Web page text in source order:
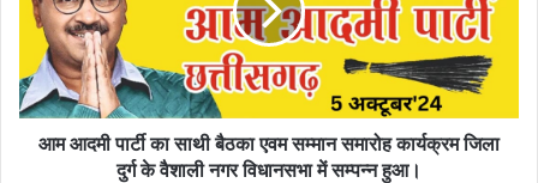
साथी
बैठका
एवम
सम्मान
समारोह
कार्यक्रम
आम आदमी पार्टी का साथी बैठका एवम सम्मान समारोह कार्यक्रम जिला
दुर्ग के वैशाली नगर विधानसभा में सम्पन्न हुआ।